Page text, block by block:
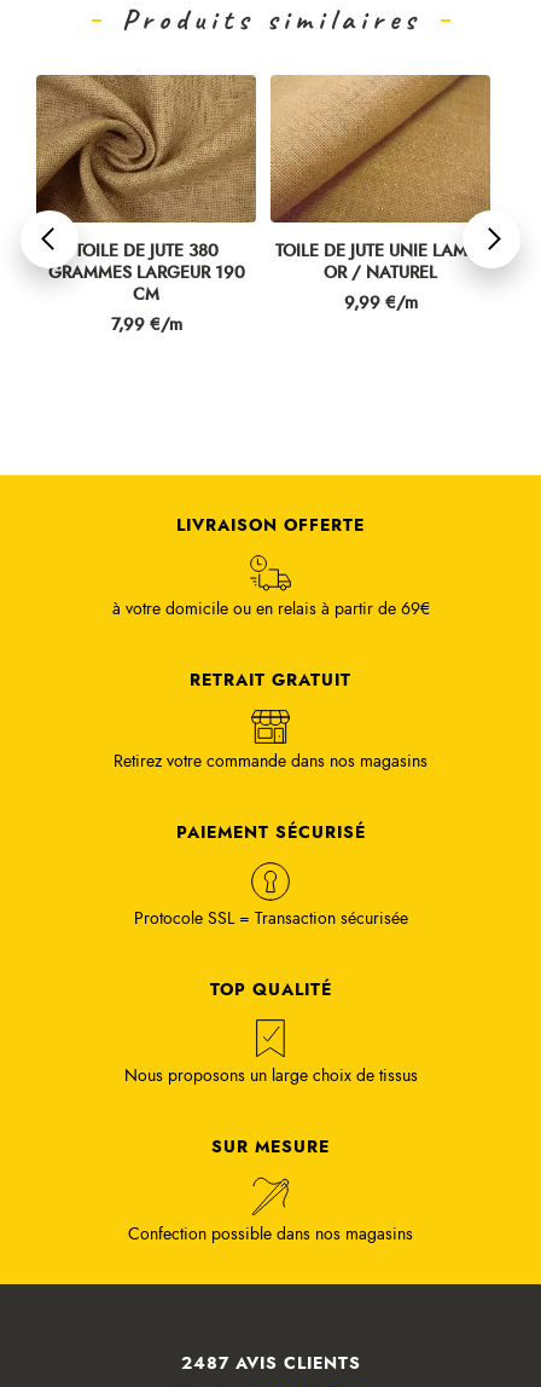
Produits similaires
TOILE DE JUTE 380
GRAMMES LARGEUR 190
CM
Prix
7,99 €/m
TOILE DE JUTE UNIE LAMÉE
OR / NATUREL
Prix
9,99 €/m
LIVRAISON OFFERTE
à votre domicile ou en relais à partir de 69€
RETRAIT GRATUIT
Retirez votre commande dans nos magasins
PAIEMENT SÉCURISÉ
Protocole SSL = Transaction sécurisée
TOP QUALITÉ
Nous proposons un large choix de tissus
SUR MESURE
Confection possible dans nos magasins
2487 AVIS CLIENTS